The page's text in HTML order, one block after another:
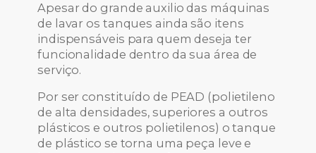
Apesar do grande auxilio das máquinas
de lavar os tanques ainda são itens
indispensáveis para quem deseja ter
funcionalidade dentro da sua área de
serviço.
Por ser constituído de PEAD (polietileno
de alta densidades, superiores a outros
plásticos e outros polietilenos) o tanque
de plástico se torna uma peça leve e